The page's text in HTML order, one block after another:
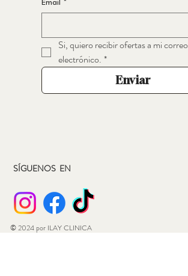
Email *
Si, quiero recibir ofertas a mi correo
electrónico. *
Enviar
SÍGUENOS EN
© 2024 por ILAY CLINICA